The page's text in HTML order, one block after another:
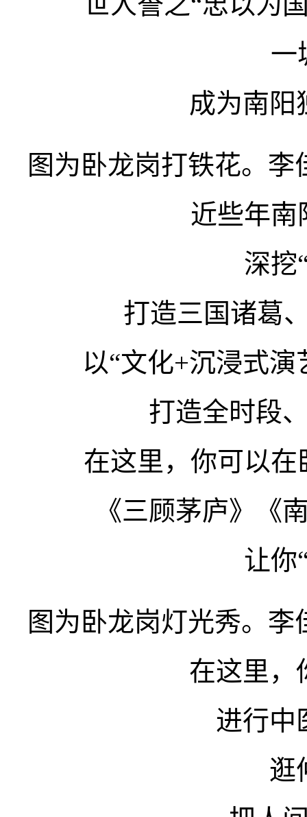
一
成为南阳
图为卧龙岗打铁花。
近些年南
深挖
打造三国诸葛
以“文化+沉浸式
打造全时段
在这里，你可以在
《三顾茅庐》《
让你
图为卧龙岗灯光秀。
在这里，
进行中
逛